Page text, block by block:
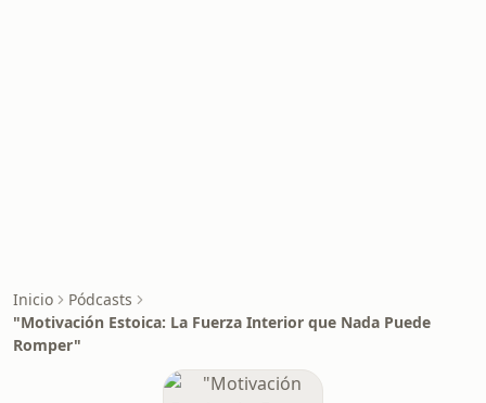
Inicio
Pódcasts
"Motivación Estoica: La Fuerza Interior que Nada Puede
Romper"